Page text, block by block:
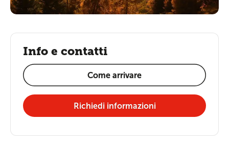
Info e contatti
Come arrivare
Richiedi informazioni